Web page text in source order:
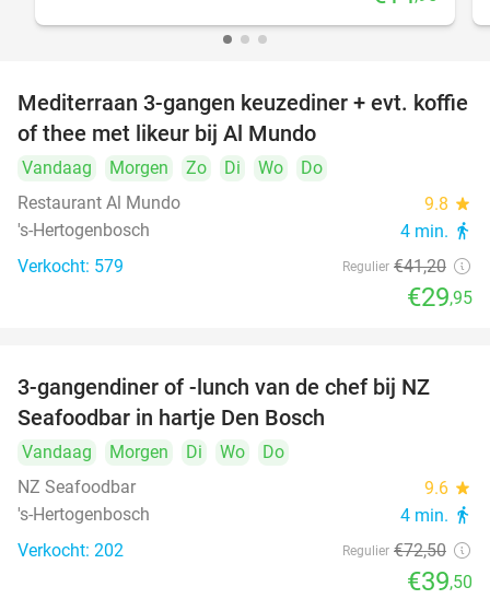
27%
Mediterraan 3-gangen keuzediner + evt. koffie
of thee met likeur bij Al Mundo
Vandaag Morgen Zo Di Wo
Do
Restaurant Al Mundo
9.8 star
's-Hertogenbosch 4 min. directions_walk
Verkocht: 579 Regulier €41,20
€29,95
46%
3-gangendiner of -lunch van de chef bij NZ
Seafoodbar in hartje Den Bosch
Vandaag Morgen Di Wo
Do
NZ Seafoodbar
9.6 star
's-Hertogenbosch 4 min. directions_walk
Verkocht: 202 Regulier €72,50
€39,50